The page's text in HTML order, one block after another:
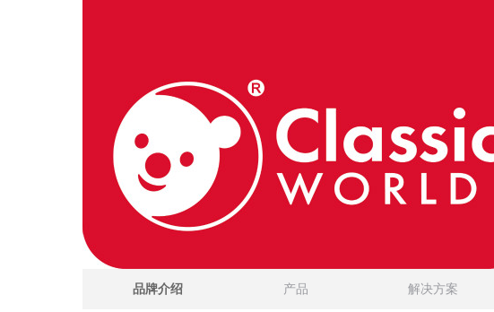
品牌介绍 产品 解决方案